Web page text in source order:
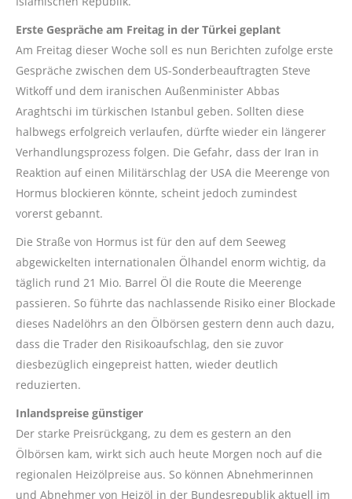
Erste Gespräche am Freitag in der Türkei geplant
Am Freitag dieser Woche soll es nun Berichten zufolge erste
Gespräche zwischen dem US-Sonderbeauftragten Steve
Witkoff und dem iranischen Außenminister Abbas
Araghtschi im türkischen Istanbul geben. Sollten diese
halbwegs erfolgreich verlaufen, dürfte wieder ein längerer
Verhandlungsprozess folgen. Die Gefahr, dass der Iran in
Reaktion auf einen Militärschlag der USA die Meerenge von
Hormus blockieren könnte, scheint jedoch zumindest
vorerst gebannt.
Die Straße von Hormus ist für den auf dem Seeweg
abgewickelten internationalen Ölhandel enorm wichtig, da
täglich rund 21 Mio. Barrel Öl die Route die Meerenge
passieren. So führte das nachlassende Risiko einer Blockade
dieses Nadelöhrs an den Ölbörsen gestern denn auch dazu,
dass die Trader den Risikoaufschlag, den sie zuvor
diesbezüglich eingepreist hatten, wieder deutlich
reduzierten.
Inlandspreise günstiger
Der starke Preisrückgang, zu dem es gestern an den
Ölbörsen kam, wirkt sich auch heute Morgen noch auf die
regionalen Heizölpreise aus. So können Abnehmerinnen
und Abnehmer von Heizöl in der Bundesrepublik aktuell im